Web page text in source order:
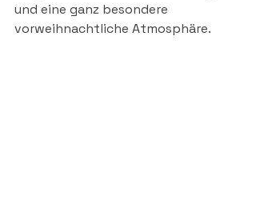
und eine ganz besondere
vorweihnachtliche Atmosphäre.